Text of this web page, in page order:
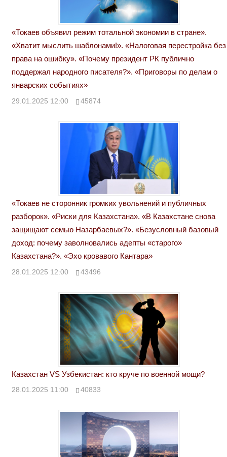
«Токаев объявил режим тотальной экономии в стране».
«Хватит мыслить шаблонами!». «Налоговая перестройка без
права на ошибку». «Почему президент РК публично
поддержал народного писателя?». «Приговоры по делам о
январских событиях»
29.01.2025 12:00 45874
«Токаев не сторонник громких увольнений и публичных
разборок». «Риски для Казахстана». «В Казахстане снова
защищают семью Назарбаевых?». «Безусловный базовый
доход: почему заволновались адепты «старого»
Казахстана?». «Эхо кровавого Кантара»
28.01.2025 12:00 43496
Казахстан VS Узбекистан: кто круче по военной мощи?
28.01.2025 11:00 40833